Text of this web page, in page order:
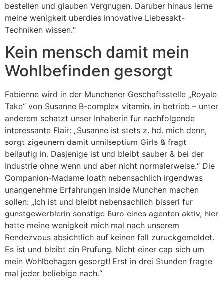
bestellen und glauben Vergnugen. Daruber hinaus lerne
meine wenigkeit uberdies innovative Liebesakt-
Techniken wissen.“
Kein mensch damit mein
Wohlbefinden gesorgt
Fabienne wird in der Munchener Geschaftsstelle „Royale
Take“ von Susanne B-complex vitamin. in betrieb – unter
anderem schatzt unser Inhaberin fur nachfolgende
interessante Flair: „Susanne ist stets z. hd. mich denn,
sorgt zigeunern damit unnilseptium Girls & fragt
beilaufig in. Dasjenige ist und bleibt sauber & bei der
Industrie ohne wenn und aber nicht normalerweise.“ Die
Companion-Madame loath nebensachlich irgendwas
unangenehme Erfahrungen inside Munchen machen
sollen: „Ich ist und bleibt nebensachlich bisserl fur
gunstgewerblerin sonstige Buro eines agenten aktiv, hier
hatte meine wenigkeit mich mal nach unserem
Rendezvous absichtlich auf keinen fall zuruckgemeldet.
Es ist und bleibt ein Prufung. Nicht einer cap sich um
mein Wohlbehagen gesorgt! Erst in drei Stunden fragte
mal jeder beliebige nach.“